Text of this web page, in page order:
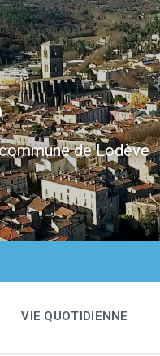
de Lodève
VIE QUOTIDIENNE